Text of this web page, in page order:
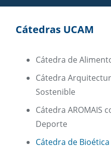
Cátedras UCAM
Cátedra de
Cátedra
Sostenible
Cátedra AROMAIS
Deporte
Cátedra de Bioética